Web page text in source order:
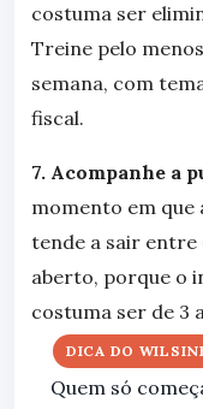
costuma ser
Treine pelo
semana, com
fiscal.
7. Acompanhe a
momento em
tende a sair entre
aberto, porque o
costuma ser de 3
DICA DO
Quem só